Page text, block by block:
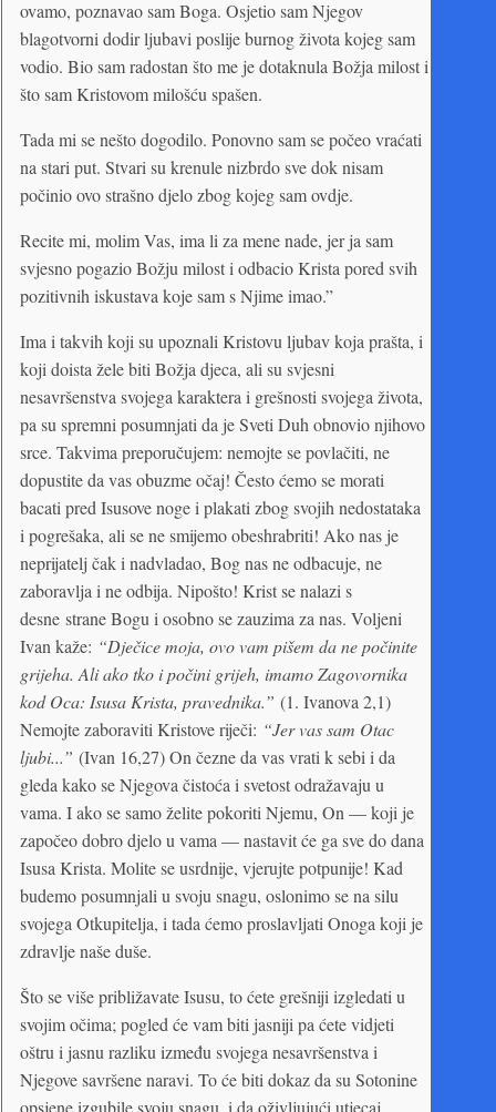
ovamo, poznavao sam Boga. Osjetio sam Njegov
blagotvorni dodir ljubavi poslije burnog života kojeg sam
vodio. Bio sam radostan što me je dotaknula Božja milost i
što sam Kristovom milošću spašen.
Tada mi se nešto dogodilo. Ponovno sam se počeo vraćati
na stari put. Stvari su krenule nizbrdo sve dok nisam
počinio ovo strašno djelo zbog kojeg sam ovdje.
Recite mi, molim Vas, ima li za mene nade, jer ja sam
svjesno pogazio Božju milost i odbacio Krista pored svih
pozitivnih iskustava koje sam s Njime imao.”
Ima i takvih koji su upoznali Kristovu ljubav koja prašta, i
koji doista žele biti Božja djeca, ali su svjesni
nesavršenstva svojega karaktera i grešnosti svojega života,
pa su spremni posumnjati da je Sveti Duh obnovio njihovo
srce. Takvima preporučujem: nemojte se povlačiti, ne
dopustite da vas obuzme očaj! Često ćemo se morati
bacati pred Isusove noge i plakati zbog svojih nedostataka
i pogrešaka, ali se ne smijemo obeshrabriti! Ako nas je
neprijatelj čak i nadvladao, Bog nas ne odbacuje, ne
zaboravlja i ne odbija. Nipošto! Krist se nalazi s
desne strane Bogu i osobno se zauzima za nas. Voljeni
Ivan kaže: “Dječice moja, ovo vam pišem da ne počinite
grijeha. Ali ako tko i počini grijeh, imamo Zagovornika
kod Oca: Isusa Krista, pravednika.” (1. Ivanova 2,1)
Nemojte zaboraviti Kristove riječi: “Jer vas sam Otac
ljubi...” (Ivan 16,27) On čezne da vas vrati k sebi i da
gleda kako se Njegova čistoća i svetost odražavaju u
vama. I ako se samo želite pokoriti Njemu, On — koji je
započeo dobro djelo u vama — nastavit će ga sve do dana
Isusa Krista. Molite se usrdnije, vjerujte potpunije! Kad
budemo posumnjali u svoju snagu, oslonimo se na silu
svojega Otkupitelja, i tada ćemo proslavljati Onoga koji je
zdravlje naše duše.
Što se više približavate Isusu, to ćete grešniji izgledati u
svojim očima; pogled će vam biti jasniji pa ćete vidjeti
oštru i jasnu razliku između svojega nesavršenstva i
Njegove savršene naravi. To će biti dokaz da su Sotonine
opsjene izgubile svoju snagu, i da oživljujući utjecaj